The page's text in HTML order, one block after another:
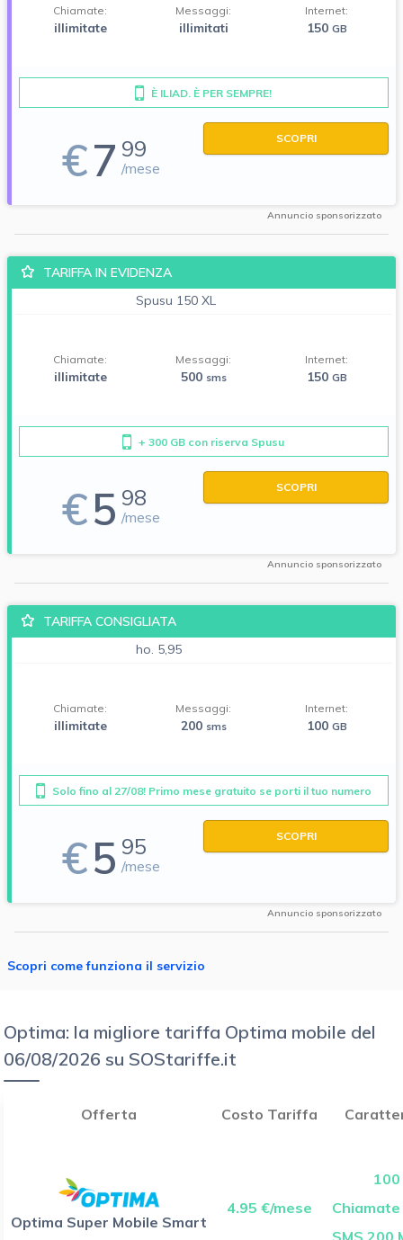
Chiamate:
illimitate
Messaggi:
illimitati
Internet:
150 GB
È ILIAD. È PER SEMPRE!
€7 99
/mese
SCOPRI
Annuncio sponsorizzato
TARIFFA IN EVIDENZA
Spusu 150 XL
Chiamate:
illimitate
Messaggi:
500 sms
Internet:
150 GB
+ 300 GB con riserva Spusu
€5 98
/mese
SCOPRI
Annuncio sponsorizzato
TARIFFA CONSIGLIATA
ho. 5,95
Chiamate:
illimitate
Messaggi:
200 sms
Internet:
100 GB
Solo fino al 27/08! Primo mese gratuito se porti il tuo numero
€5 95
/mese
SCOPRI
Annuncio sponsorizzato
Scopri come funziona il servizio
Optima: la migliore tariffa Optima mobile del
06/08/2026 su SOStariffe.it
Offerta Costo Tariffa
Optima Super Mobile Smart
4.95 €/mese
100